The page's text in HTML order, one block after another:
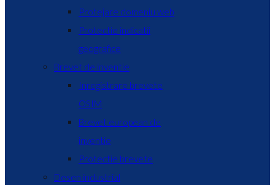
Protejare domeniu web
Protectie indicatii
geografice
Brevet de inventie
Inregistrare brevete
OSIM
Brevet european de
inventie
Protectie brevete
Desen industrial